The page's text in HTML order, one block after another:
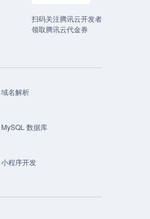
扫码关注腾讯云开发者
领取腾讯云代金券
域名解析
MySQL 数据库
小程序开发